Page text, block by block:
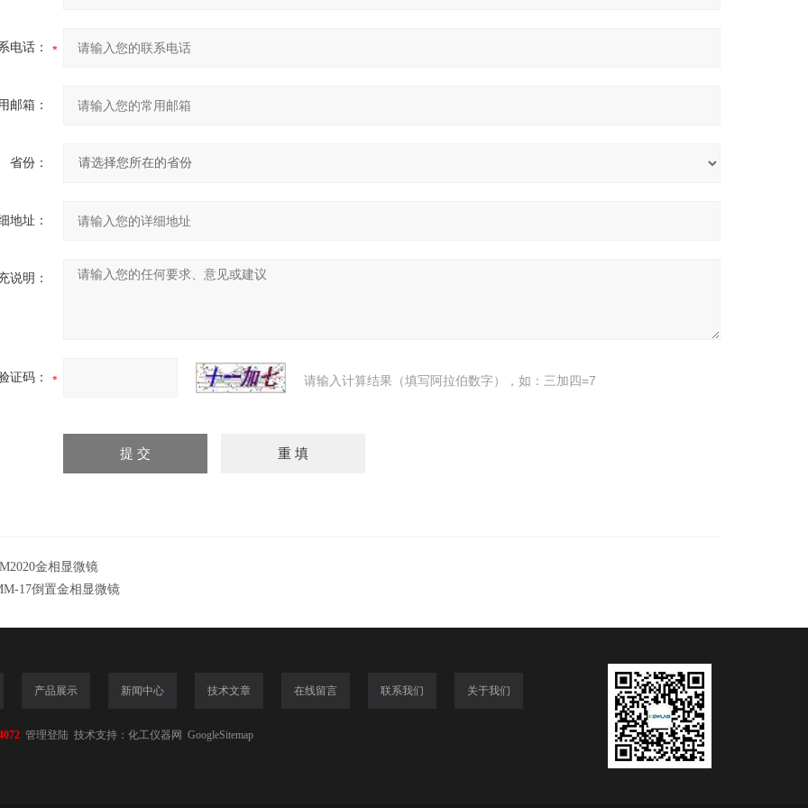
电话：
邮箱：
省份：
地址：
说明：
证码： 请输入计算结果（填写阿拉伯数字），如：三加四=7
金相显微镜
17倒置金相显微镜
产品展示 新闻中心 技术文章 在线留言 联系我们 关于我们
管理登陆 技术支持： 化工仪器网 GoogleSitemap